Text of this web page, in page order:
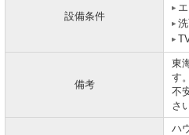
設備条件
備考
東
す
不
さ
ハ